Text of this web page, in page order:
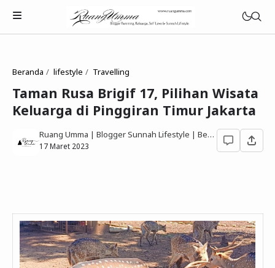
Parenting Islami
Rumah Tangga Muslimah
Review & Rekomendasi
Beranda lifestyle Travelling
Taman Rusa Brigif 17, Pilihan Wisata
Keluarga di Pinggiran Timur Jakarta
Ruang Umma | Blogger Sunnah Lifestyle | Berbagi Gaya Hidup Sesuai Quran Sunnah
17 Maret 2023